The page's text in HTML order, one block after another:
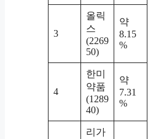
3
올릭
스
(2269
50)
약
8.15
%
4
한미
약품
(1289
40)
약
7.31
%
리가